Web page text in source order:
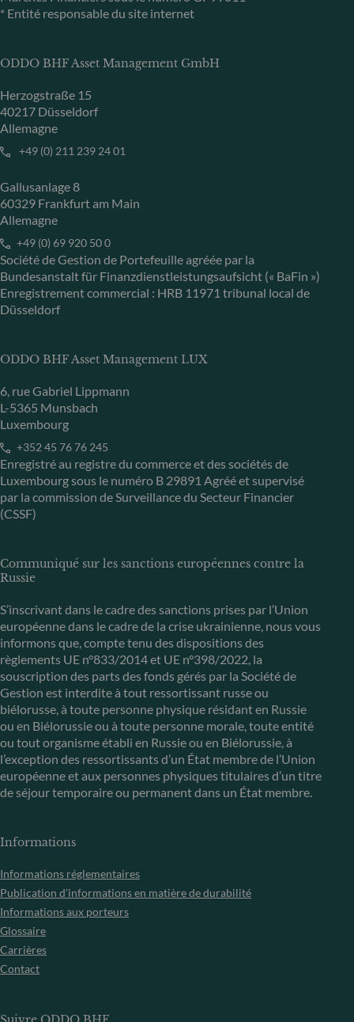
* Entité responsable du site internet
ODDO BHF Asset Management GmbH
Herzogstraße 15
40217 Düsseldorf
Allemagne
+49 (0) 211 239 24 01
Gallusanlage 8
60329 Frankfurt am Main
Allemagne
+49 (0) 69 920 50 0
Société de Gestion de Portefeuille agréée par la
Bundesanstalt für Finanzdienstleistungsaufsicht (« BaFin »)
Enregistrement commercial : HRB 11971 tribunal local de
Düsseldorf
ODDO BHF Asset Management LUX
6, rue Gabriel Lippmann
L-5365 Munsbach
Luxembourg
+352 45 76 76 245
Enregistré au registre du commerce et des sociétés de
Luxembourg sous le numéro B 29891 Agréé et supervisé
par la commission de Surveillance du Secteur Financier
(CSSF)
Communiqué sur les sanctions européennes contre la
Russie
S’inscrivant dans le cadre des sanctions prises par l’Union
européenne dans le cadre de la crise ukrainienne, nous vous
informons que, compte tenu des dispositions des
règlements UE n°833/2014 et UE n°398/2022, la
souscription des parts des fonds gérés par la Société de
Gestion est interdite à tout ressortissant russe ou
biélorusse, à toute personne physique résidant en Russie
ou en Biélorussie ou à toute personne morale, toute entité
ou tout organisme établi en Russie ou en Biélorussie, à
l’exception des ressortissants d’un État membre de l’Union
européenne et aux personnes physiques titulaires d’un titre
de séjour temporaire ou permanent dans un État membre.
Informations
Informations réglementaires
Publication d’informations en matière de durabilité
Informations aux porteurs
Glossaire
Carrières
Contact